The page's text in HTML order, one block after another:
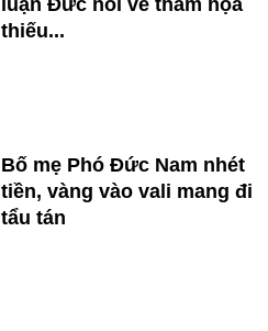
thiếu...
Bố mẹ Phó Đức Nam nhét
tiền, vàng vào vali mang đi
tẩu tán